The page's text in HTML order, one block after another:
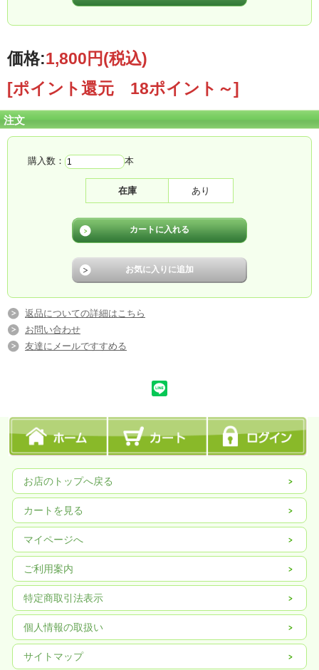
そのまま、化粧品類の使用を続けますと症状を悪化させることがありますので、
皮膚科専門医等にご相談されることをおすすめします。<br>
(2)使用したお肌に、直射日光があたって上記のような異常があらわれた場合。
<br>
2．傷やはれもの、しっしん等異常のある部位にはお使いにならないでください。
<br>
3．保管及び取扱い上の注意<br>
(2)乳幼児の手の届かないところに保管してください。<br>
(3)極端に高温又は低温の場所、直射日光のあたる場所には保管しないでくださ
4．目に入ったときは、直ちに洗い流してください。<br>
価格:1,800円(税込)
[ポイント還元 18ポイント～]
注文
購入数： 本
在庫 あり
返品についての詳細はこちら
お問い合わせ
友達にメールですすめる
お店のトップへ戻る
カートを見る
マイページへ
ご利用案内
特定商取引法表示
個人情報の取扱い
サイトマップ